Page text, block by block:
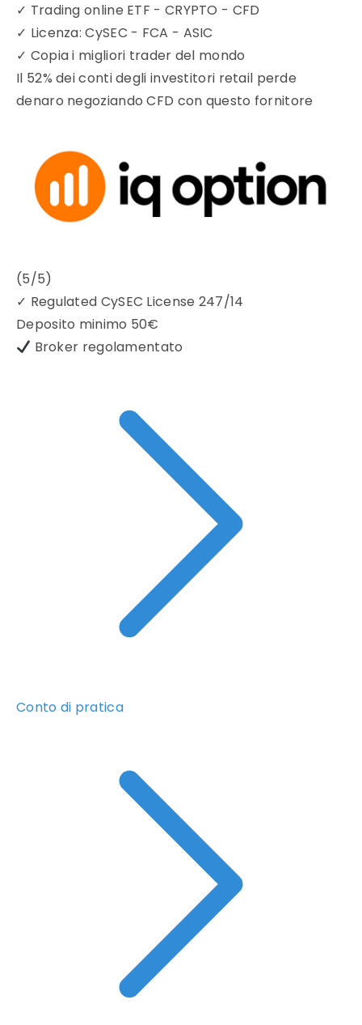
✓ Trading online ETF - CRYPTO - CFD
✓ Licenza: CySEC - FCA - ASIC
✓ Copia i migliori trader del mondo
Il 52% dei conti degli investitori retail perde
denaro negoziando CFD con questo fornitore
(5/5)
✓ Regulated CySEC License 247/14
Deposito minimo 50€
Broker regolamentato
Conto di pratica